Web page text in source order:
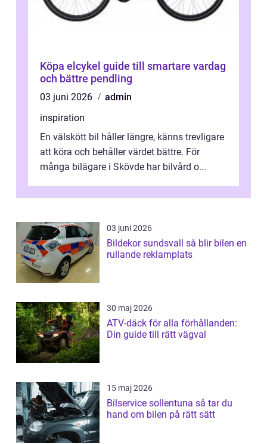
Köpa elcykel guide till smartare vardag
och bättre pendling
03 juni 2026
admin
inspiration
En välskött bil håller längre, känns trevligare
att köra och behåller värdet bättre. För
många bilägare i Skövde har bilvård o...
03 juni 2026
Bildekor sundsvall så blir bilen en
rullande reklamplats
30 maj 2026
ATV-däck för alla förhållanden:
Din guide till rätt vägval
15 maj 2026
Bilservice sollentuna så tar du
hand om bilen på rätt sätt